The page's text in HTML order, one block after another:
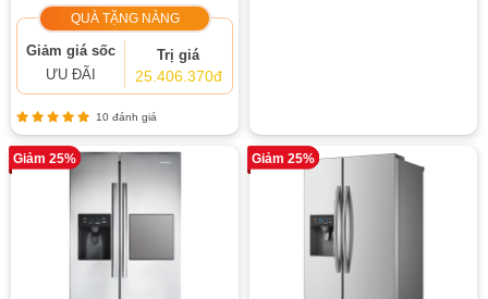
QUÀ TẶNG NÀNG
Giảm giá sốc
ƯU ĐÃI
Trị giá
25.406.370đ
10 đánh giá
Giảm 25% Giảm 25%